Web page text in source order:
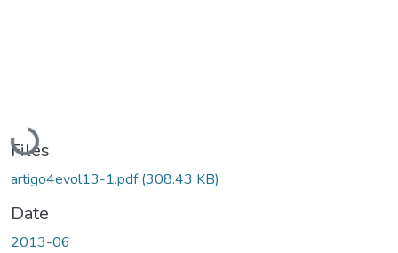
Loading...
Files
artigo4evol13-1.pdf(308.43 KB)
Date
2013-06